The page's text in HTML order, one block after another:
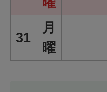
31
月
曜